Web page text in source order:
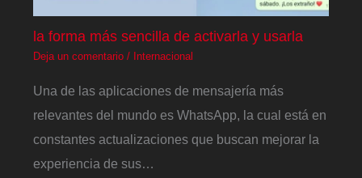
la forma más sencilla de activarla y usarla
Deja un comentario / Internacional
Una de las aplicaciones de mensajería más
relevantes del mundo es WhatsApp, la cual está en
constantes actualizaciones que buscan mejorar la
experiencia de sus…